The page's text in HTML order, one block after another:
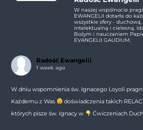
W naszej wspólnocie
EWANGELII dotarła do
wszystkie sfery -
intelektualną i cielesną.
Bożym i nauczaniem
EVANGELII GAUDIUM.
Radość Ewangelii
1 week ago
W dniu wspomnienia św. Ignacego Loyoli
Każdemu z Was
doświadczenia takich
których pisze św. Ignacy w
Ćwiczeniach